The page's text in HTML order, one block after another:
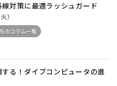
対策に最適ラッシュガード
）
のコラム一覧
る！ダイブコンピュータの進